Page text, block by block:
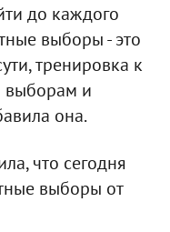
до каждого
выборы - это
тренировка к
выборам и
она.
что сегодня
выборы от